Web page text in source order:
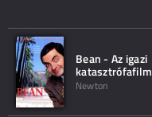
Bean - Az igazi
katasztrófafilm
Newton